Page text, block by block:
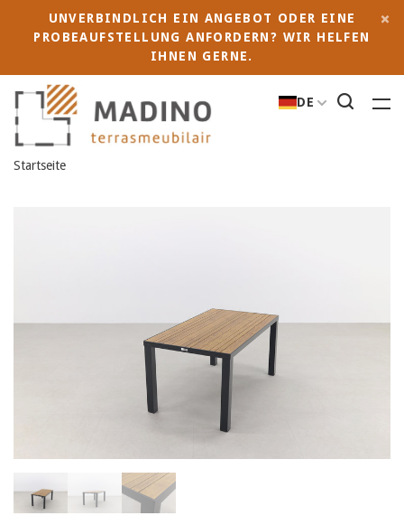
UNVERBINDLICH EIN ANGEBOT ODER EINE
PROBEAUFSTELLUNG ANFORDERN? WIR HELFEN
IHNEN GERNE.
DE
Startseite